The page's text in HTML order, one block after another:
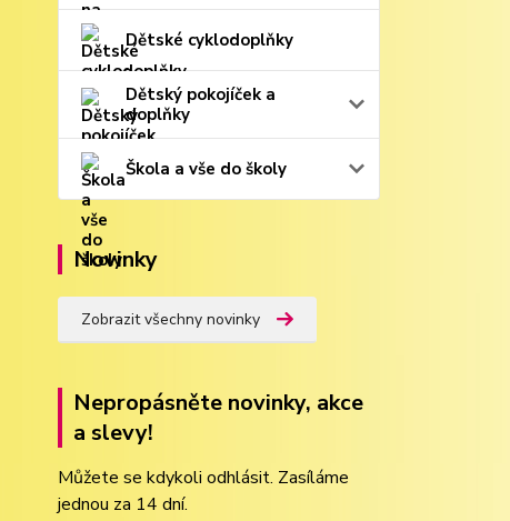
Dětské cyklodoplňky
Dětský pokojíček a
doplňky
Škola a vše do školy
Novinky
Zobrazit všechny novinky
Nepropásněte novinky, akce
a slevy!
Můžete se kdykoli odhlásit. Zasíláme
jednou za 14 dní.